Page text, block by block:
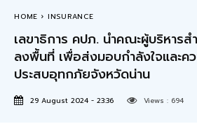
HOME INSURANCE
เลขาธิการ คปภ. นำคณะผู้บริหาร
ลงพื้นที่ เพื่อส่งมอบกำลังใจและค
ประสบอุทกภัยจังหวัดน่าน
29 August 2024 - 23:36 Views : 694